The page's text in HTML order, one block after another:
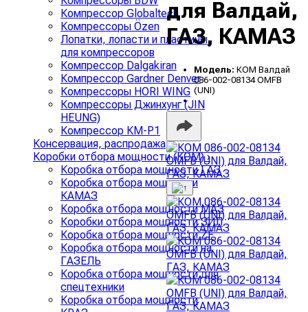
Компрессор Globaltech
Компрессоры Özen
Лопатки, лопасти и пластины
для компрессоров
Компрессор Dalgakiran
Компрессор Gardner Denver
Компрессоры HORI WING
Компрессоры Джинхунг (JIN
HEUNG)
Компрессор КМ-Р1
Консервация, распродажа
Коробки отбора мощности (КОМ)›
Коробка отбора мощности ГАЗ
Коробка отбора мощности
КАМАЗ
Коробка отбора мощности МАЗ
Коробки отбора мощности ЗИЛ
Коробка отбора мощности ZF
Коробка отбора мощности на
ГАЗЕЛЬ
Коробка отбора мощности для
спецтехники
Коробка отбора мощности
для Валдай,
ГАЗ, КАМАЗ
Модель: КОМ Валдай
086-002-08134 OMFB
(UNI)